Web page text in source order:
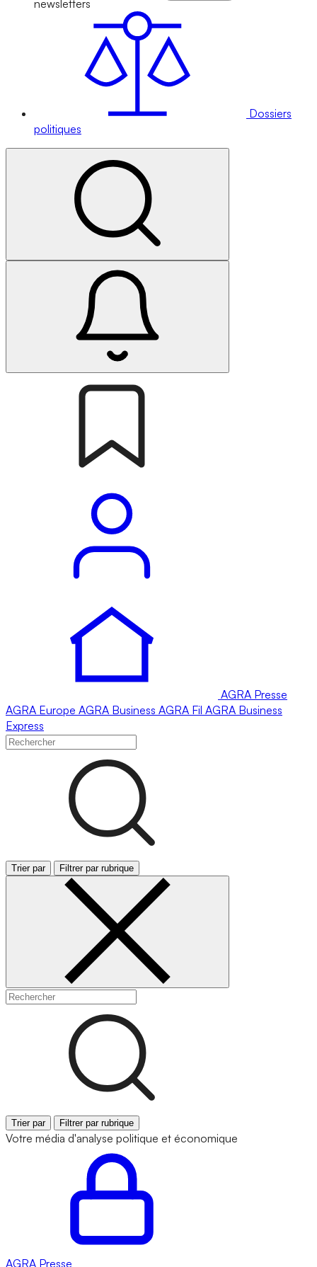
newsletters
Dossiers
politiques
AGRA Presse
AGRA Europe AGRA Business AGRA Fil AGRA Business
Express
Trier par Filtrer par rubrique
Trier par Filtrer par rubrique
Votre média d'analyse politique et économique
AGRA Presse